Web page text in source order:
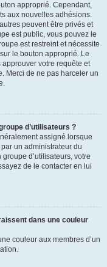
approprié. Cependant,
aux nouvelles adhésions.
peuvent être privés et
est public, vous pouvez le
est restreint et nécessite
le bouton approprié. Le
votre requête et
Merci de ne pas harceler un
d’utilisateurs ?
assigné lorsque
un administrateur du
d’utilisateurs, votre
de le contacter en lui
dans une couleur
couleur aux membres d’un